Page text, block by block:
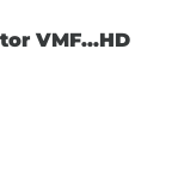
VMF...HD